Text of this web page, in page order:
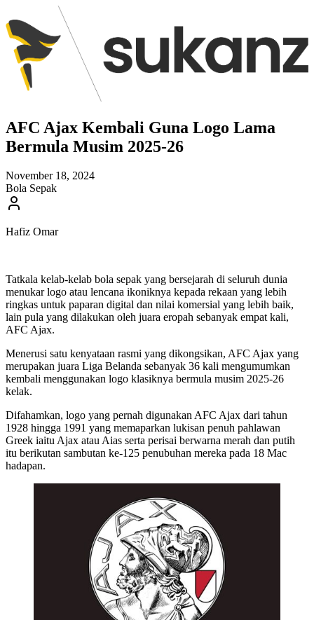
AFC Ajax Kembali Guna Logo Lama
Bermula Musim 2025-26
November 18, 2024
Bola Sepak
Hafiz Omar
Tatkala kelab-kelab bola sepak yang bersejarah di seluruh dunia
menukar logo atau lencana ikoniknya kepada rekaan yang lebih
ringkas untuk paparan digital dan nilai komersial yang lebih baik,
lain pula yang dilakukan oleh juara eropah sebanyak empat kali,
AFC Ajax.
Menerusi satu kenyataan rasmi yang dikongsikan, AFC Ajax yang
merupakan juara Liga Belanda sebanyak 36 kali mengumumkan
kembali menggunakan logo klasiknya bermula musim 2025-26
kelak.
Difahamkan, logo yang pernah digunakan AFC Ajax dari tahun
1928 hingga 1991 yang memaparkan lukisan penuh pahlawan
Greek iaitu Ajax atau Aias serta perisai berwarna merah dan putih
itu berikutan sambutan ke-125 penubuhan mereka pada 18 Mac
hadapan.